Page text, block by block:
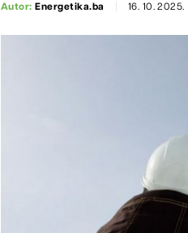
Autor:Energetika.ba 16. 10. 2025.